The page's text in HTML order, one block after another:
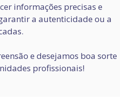
informações precisas e
a autenticidade ou a
e desejamos boa sorte
profissionais!